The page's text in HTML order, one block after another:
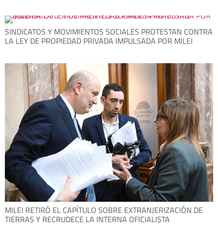
SINDICATOS Y MOVIMIENTOS SOCIALES PROTESTAN CONTRA
LA LEY DE PROPIEDAD PRIVADA IMPULSADA POR MILEI
MILEI RETIRÓ EL CAPÍTULO SOBRE EXTRANJERIZACIÓN DE
TIERRAS Y RECRUDECE LA INTERNA OFICIALISTA